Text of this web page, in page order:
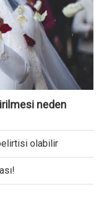
neden
olabilir